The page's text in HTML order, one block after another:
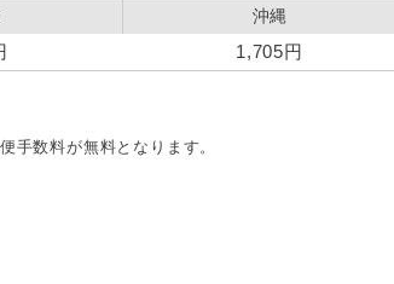
沖縄
1,705円
手数料が無料となります。